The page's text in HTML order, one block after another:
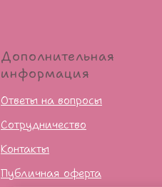
Дополнительная
информация
Ответы на вопросы
Сотрудничество
Контакты
Публичная оферта